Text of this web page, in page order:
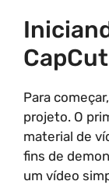
CapCut
Para
projeto. O
material de
fins de
um vídeo